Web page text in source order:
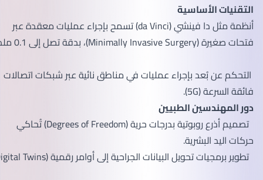
التقنيات الأساسية
أنظمة مثل دا فينشي (da Vinci) تسمح بإجراء عمليات معقدة عبر
فتحات صغيرة (Minimally Invasive Surgery)، بدقة تصل إلى 0.1 ملم.
التحكم عن بُعد بإجراء عمليات في مناطق نائية عبر شبكات اتصالات
فائقة السرعة (5G).
دور المهندسين الطبيين
تصميم أذرع روبوتية بدرجات حرية (Degrees of Freedom) تُحاكي
حركات اليد البشرية.
تطوير برمجيات تحويل البيانات الجراحية إلى أوامر رقمية (Digital Twins).